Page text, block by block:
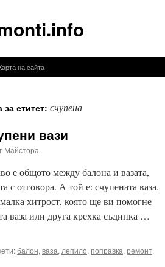
на сайта
етитет: счупена
вази
Майстора
е общото между балона и вазата,
с отговора. А той е: счупената ваза.
хитрост, която ще ви помогне
ваза или друга крехка съдинка …
балон, ваза, лепило, поправка, ремонт,